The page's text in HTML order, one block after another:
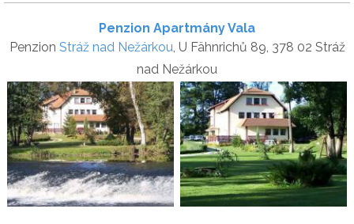
Penzion Apartmány Vala
Penzion Stráž nad Nežárkou, U Fähnrichů 89, 378 02 Stráž
nad Nežárkou